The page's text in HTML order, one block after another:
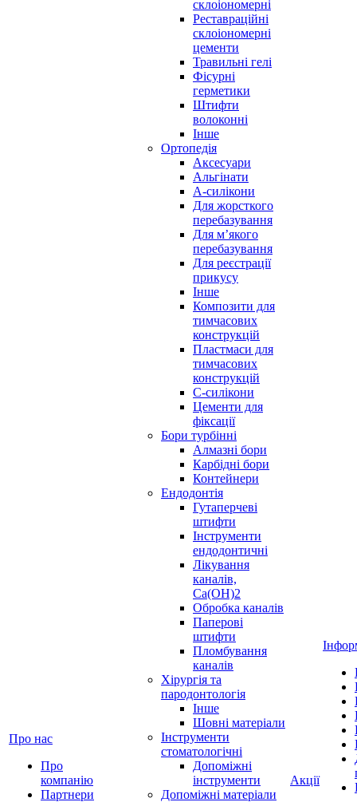
Про нас
Про
компанію
Партнери
склоіономерні
Реставраційні
склоіономерні
цементи
Травильні гелі
Фісурні
герметики
Штифти
волоконні
Інше
Ортопедія
Аксесуари
Альгінати
А-силікони
Для жорсткого
перебазування
Для м’якого
перебазування
Для реєстрації
прикусу
Інше
Композити для
тимчасових
конструкцій
Пластмаси для
тимчасових
конструкцій
С-силікони
Цементи для
фіксації
Бори турбінні
Алмазні бори
Карбідні бори
Контейнери
Ендодонтія
Гутаперчеві
штифти
Інструменти
ендодонтичні
Лікування
каналів,
Ca(OH)2
Обробка каналів
Паперові
штифти
Пломбування
каналів
Хірургія та
пародонтологія
Інше
Шовні матеріали
Інструменти
стоматологічні
Допоміжні
інструменти
Допоміжні матеріали
Акції